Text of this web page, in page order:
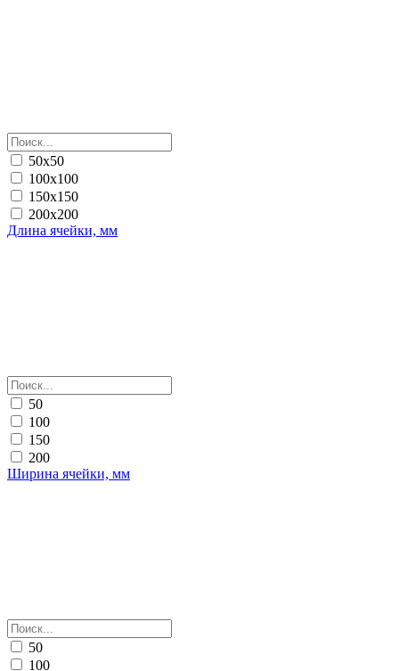
50х50
100х100
150х150
200х200
Длина ячейки, мм
50
100
150
200
Ширина ячейки, мм
50
100